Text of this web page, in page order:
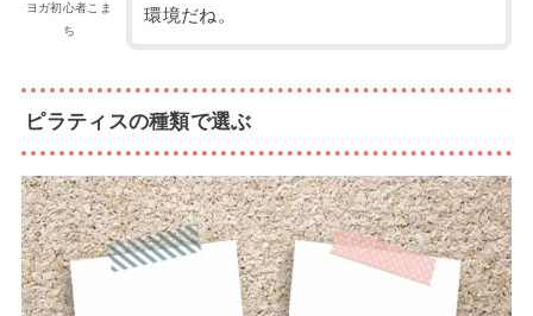
ヨガ初心者こま
ち
環境だね。
ピラティスの種類で選ぶ